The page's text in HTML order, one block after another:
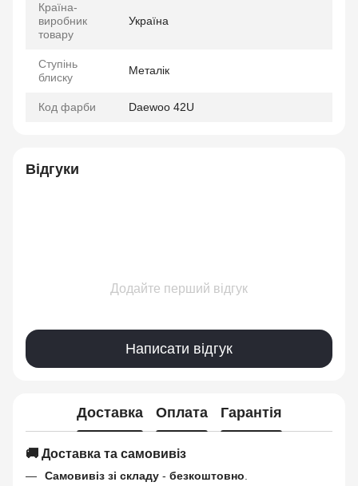
Країна-
виробник
товару
Україна
Ступінь
блиску
Металік
Код фарби Daewoo 42U
Відгуки
Додайте перший відгук
Написати відгук
Доставка Оплата Гарантія
🚚 Доставка та самовивіз
Самовивіз зі складу - безкоштовно